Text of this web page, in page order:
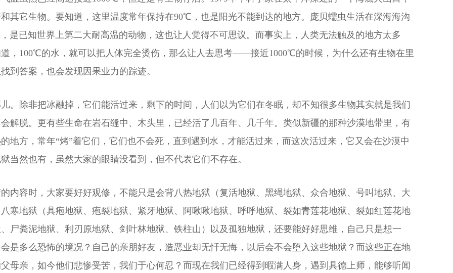
它生物。要知道，这里温度常年保持在90℃，也是阳光不能到达的地方。庞贝蠕虫生活在深海海沟
是已知世界上第二大耐高温的动物，这也让人觉得不可思议。而事实上，人类无法触及的地方太多
，100℃的水，就可以把人体完全烫伤，那么让人去思考——接近1000℃的时候，为什么还有生物在里
答案，也会发现因果业力的踪迹。
。除非把冰融掉，它们能活过来，剩下的时间，人们以为它们在冬眠，却不知很多生物其实就是我们
解脱。更有些生命在岩石缝中、木头里，已经活了几百年、几千年。类似新疆的那种沙漠地带里，有
地方，常年“烤”着它们，它们也不会死，直到遇到水，才能活过来，而这次活过来，它又会在沙漠中
当然也有，虽然大家的眼睛没看到，但不代表它们不存在。
内容时，大家要好好观修，不能只是会背八热地狱（复活地狱、黑绳地狱、众合地狱、号叫地狱、大
寒地狱（具疱地狱、疱裂地狱、紧牙地狱、阿啾啾地狱、呼呼地狱、裂如青莲花地狱、裂如红莲花地
尸粪泥地狱、利刃原地狱、剑叶林地狱、铁柱山）以及孤独地狱，还要能好好思维，自己只是想一
是多么恐怖的境况？自己的亲朋好友，造恶业却无忏无悔，以后会不会堕入这些地狱？而这些正在地
母亲，如今他们悲惨受苦，我们于心何忍？而现在我们已经得到暇满人身，遇到具德上师，能够听闻